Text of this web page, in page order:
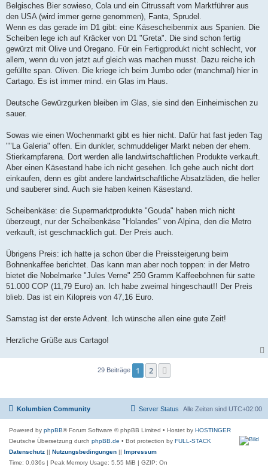
Belgisches Bier sowieso, Cola und ein Citrussaft vom Marktführer aus
den USA (wird immer gerne genommen), Fanta, Sprudel.
Wenn es das gerade im D1 gibt: eine Käsescheibenmix aus Spanien. Die
Scheiben lege ich auf Kräcker von D1 "Greta". Die sind schon fertig
gewürzt mit Olive und Oregano. Für ein Fertigprodukt nicht schlecht, vor
allem, wenn du von jetzt auf gleich was machen musst. Dazu reiche ich
gefüllte span. Oliven. Die kriege ich beim Jumbo oder (manchmal) hier in
Cartago. Es ist immer mind. ein Glas im Haus.
Deutsche Gewürzgurken bleiben im Glas, sie sind den Einheimischen zu
sauer.
Sowas wie einen Wochenmarkt gibt es hier nicht. Dafür hat fast jeden Tag
""La Galeria" offen. Ein dunkler, schmuddeliger Markt neben der ehem.
Stierkampfarena. Dort werden alle landwirtschaftlichen Produkte verkauft.
Aber einen Käsestand habe ich nicht gesehen. Ich gehe auch nicht dort
einkaufen, denn es gibt andere landwirtschaftliche Absatzläden, die heller
und sauberer sind. Auch sie haben keinen Käsestand.
Scheibenkäse: die Supermarktprodukte "Gouda" haben mich nicht
überzeugt, nur der Scheibenkäse "Holandes" von Alpina, den die Metro
verkauft, ist geschmacklich gut. Der Preis auch.
Übrigens Preis: ich hatte ja schon über die Preissteigerung beim
Bohnenkaffee berichtet. Das kann man aber noch toppen: in der Metro
bietet die Nobelmarke "Jules Verne" 250 Gramm Kaffeebohnen für satte
51.000 COP (11,79 Euro) an. Ich habe zweimal hingeschaut!! Der Preis
blieb. Das ist ein Kilopreis von 47,16 Euro.
Samstag ist der erste Advent. Ich wünsche allen eine gute Zeit!
Herzliche Grüße aus Cartago!
29 Beiträge 1 2
Kolumbien Community Alle Zeiten sind UTC+02:00
Server Status
Powered by phpBB® Forum Software © phpBB Limited • Hostet by HOSTINGER
Deutsche Übersetzung durch phpBB.de • Bot protection by FULL-STACK
Datenschutz || Nutzungsbedingungen || Impressum
Time: 0.036s | Peak Memory Usage: 5.55 MiB | GZIP: On